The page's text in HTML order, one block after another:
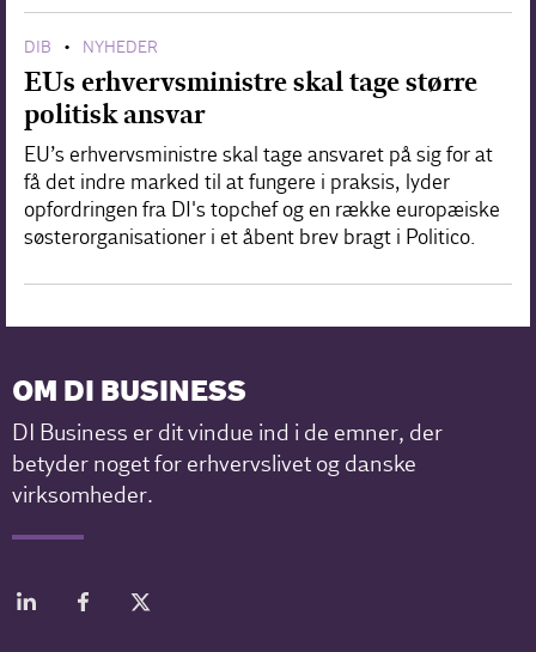
DIB • NYHEDER
EUs erhvervsministre skal tage større
politisk ansvar
EU’s erhvervsministre skal tage ansvaret på sig for at
få det indre marked til at fungere i praksis, lyder
opfordringen fra DI's topchef og en række europæiske
søsterorganisationer i et åbent brev bragt i Politico.
OM DI BUSINESS
DI Business er dit vindue ind i de emner, der
betyder noget for erhvervslivet og danske
virksomheder.